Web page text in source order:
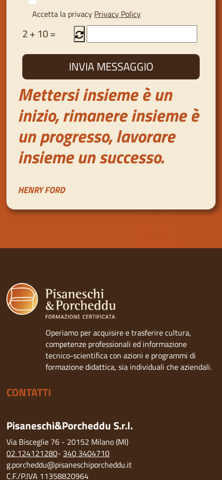
Accetta la privacy Privacy Policy
2+ 10=
Mettersi insieme è un
inizio, rimanere insieme è
un progresso, lavorare
insieme un successo.
HENRY FORD
Operiamo per acquisire e trasferire cultura,
competenze professionali ed informazione
tecnico-scientifica con azioni e programmi di
formazione didattica, sia individuali che aziendali.
CONTATTI
Pisaneschi&Porcheddu S.r.l.
Via Bisceglie 76 - 20152 Milano (MI)
02 124121280- 340 3404710
g.porcheddu@pisaneschiporcheddu.it
C.F./P.IVA 11358820964